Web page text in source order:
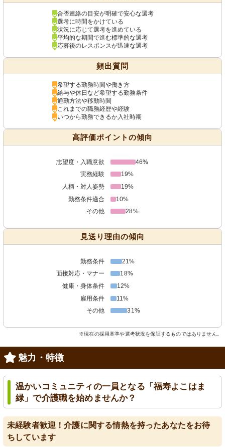
合否連絡の目安が明確で安心な選考
選考に時間をかけている
状況に応じて選考を進めている
平均的な期間で進む標準的な選考
応募後のレスポンスが迅速な選考
頻出質問
希望する勤務時間や働き方
給与や休日など希望する勤務条件
通勤方法や移動時間
これまでの職務経歴や経験
いつから勤務できるか入社時期
高評価ポイントの傾向
志望度・入職意欲
46%
実務経験
19%
人柄・対人姿勢
19%
勤務条件適合
10%
その他
28%
見送り理由の傾向
勤務条件
21%
面接対応・マナー
18%
健康・身体条件
12%
雇用条件
11%
その他
31%
※現在の採用基準や選考状況を保証するものではありません。
魅力・特徴
温かいコミュニティの一員となる「福寿よこはま
緑」で介護職を始めませんか？
未経験者歓迎！介護に関する情熱を持ったあなたをお待
ちしています